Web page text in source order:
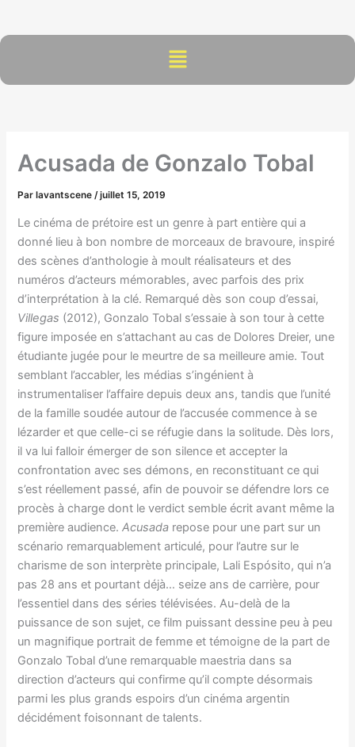
contenu
Menu
Acusada de Gonzalo Tobal
Parlavantscene /juillet 15, 2019
Le cinéma de prétoire est un genre à part entière qui a
donné lieu à bon nombre de morceaux de bravoure, inspiré
des scènes d’anthologie à moult réalisateurs et des
numéros d’acteurs mémorables, avec parfois des prix
d’interprétation à la clé. Remarqué dès son coup d’essai,
Villegas (2012), Gonzalo Tobal s’essaie à son tour à cette
figure imposée en s’attachant au cas de Dolores Dreier, une
étudiante jugée pour le meurtre de sa meilleure amie. Tout
semblant l’accabler, les médias s’ingénient à
instrumentaliser l’affaire depuis deux ans, tandis que l’unité
de la famille soudée autour de l’accusée commence à se
lézarder et que celle-ci se réfugie dans la solitude. Dès lors,
il va lui falloir émerger de son silence et accepter la
confrontation avec ses démons, en reconstituant ce qui
s’est réellement passé, afin de pouvoir se défendre lors ce
procès à charge dont le verdict semble écrit avant même la
première audience.Acusada repose pour une part sur un
scénario remarquablement articulé, pour l’autre sur le
charisme de son interprète principale, Lali Espósito, qui n’a
pas 28 ans et pourtant déjà… seize ans de carrière, pour
l’essentiel dans des séries télévisées. Au-delà de la
puissance de son sujet, ce film puissant dessine peu à peu
un magnifique portrait de femme et témoigne de la part de
Gonzalo Tobal d’une remarquable maestria dans sa
direction d’acteurs qui confirme qu’il compte désormais
parmi les plus grands espoirs d’un cinéma argentin
décidément foisonnant de talents.